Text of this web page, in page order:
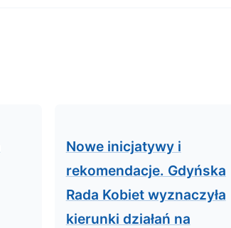
Nowe inicjatywy i
rekomendacje. Gdyńska
Rada Kobiet wyznaczyła
kierunki działań na